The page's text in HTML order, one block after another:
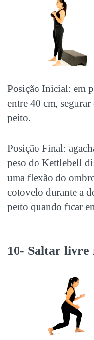
Posição Inicial: em
entre 40 cm,
peito.
Posição Final:
peso do Kettlebell
uma flexão do
cotovelo durante a
peito quando ficar
10- Saltar livre